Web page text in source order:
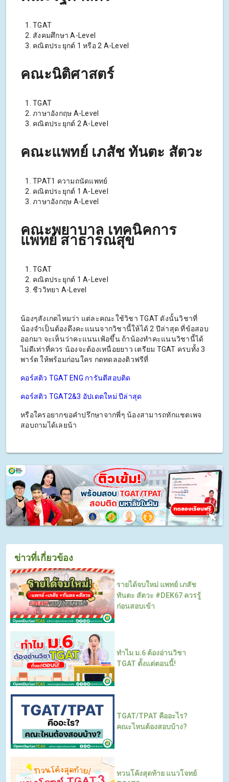
TGAT
สังคมศึกษา A-Level
คณิตประยุกต์ 1 หรือ 2 A-Level
คณะนิติศาสตร์
TGAT
ภาษาอังกฤษ A-Level
คณิตประยุกต์ 2 A-Level
คณะแพทย์ เภสัช ทันตะ สัตวะ
TPAT1 ความถนัดแพทย์
คณิตประยุกต์ 1 A-Level
ภาษาอังกฤษ A-Level
คณะพยาบาล เทคนิคการ
แพทย์ สาธารณสุข
TGAT
คณิตประยุกต์ 1 A-Level
ชีววิทยา A-Level
น้องๆสังเกตไหมว่า แต่ละคณะใช้วิชา TGAT ดังนั้นวิชาที่
น้องจำเป็นต้องดึงคะแนนจากวิชานี้ให้ได้ 2 ปีล่าสุด ที่ข้อสอบ
ออกมา จะเห็นว่าคะแนนเฟ้อขึ้น ถ้าน้องทำคะแนนวิชานี้ได้
ไม่ดีเท่าที่ควร น้องจะต้องเหนื่อยยาว เตรียม TGAT ครบทั้ง 3
พาร์ต ให้พร้อมก่อนใคร กดทดลองติวฟรีที่
คอร์สติว TGAT ENG การันตีสอบติด
คอร์สติว TGAT2&3 อัปเดตใหม่ ปีล่าสุด
หรือใครอยากขอคำปรึกษาจากพี่ๆ น้องสามารถทักแชตเพจ
สอบถามได้เลยน้า
ข่าวที่เกี่ยวข้อง
รายได้จบใหม่ แพทย์ เภสัช
ทันตะ สัตวะ #DEK67 ควรรู้
ก่อนสอบเข้า
ทำไม ม.6 ต้องอ่านวิชา
TGAT ตั้งแต่ตอนนี้!
TGAT/TPAT คืออะไร?
คณะไหนต้องสอบบ้าง?
ทวนโค้งสุดท้าย แนวโจทย์